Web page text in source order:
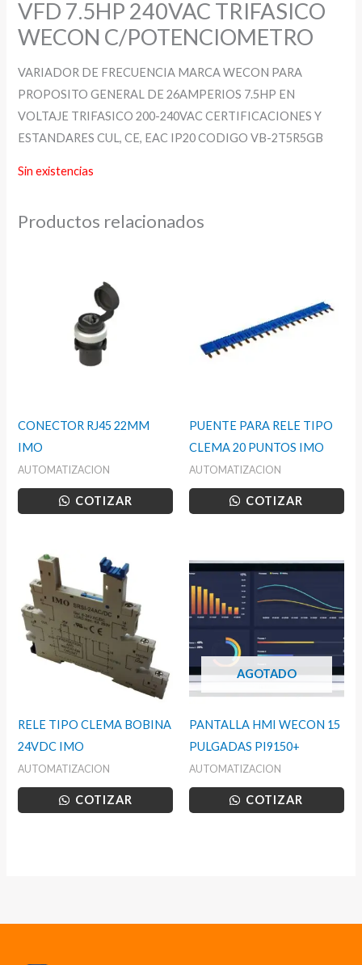
VFD 7.5HP 240VAC TRIFASICO
WECON C/POTENCIOMETRO
VARIADOR DE FRECUENCIA MARCA WECON PARA
PROPOSITO GENERAL DE 26AMPERIOS 7.5HP EN
VOLTAJE TRIFASICO 200-240VAC CERTIFICACIONES Y
ESTANDARES CUL, CE, EAC IP20 CODIGO VB-2T5R5GB
Sin existencias
Productos relacionados
CONECTOR RJ45 22MM
IMO
AUTOMATIZACION
COTIZAR
PUENTE PARA RELE TIPO
CLEMA 20 PUNTOS IMO
AUTOMATIZACION
COTIZAR
RELE TIPO CLEMA BOBINA
24VDC IMO
AUTOMATIZACION
COTIZAR
AGOTADO
PANTALLA HMI WECON 15
PULGADAS PI9150+
AUTOMATIZACION
COTIZAR